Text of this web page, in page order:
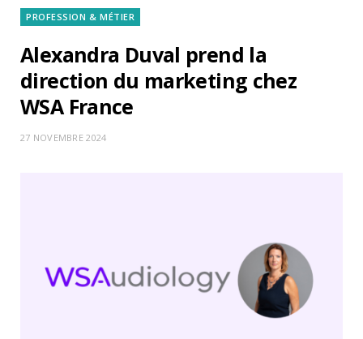
PROFESSION & MÉTIER
Alexandra Duval prend la
direction du marketing chez
WSA France
27 NOVEMBRE 2024